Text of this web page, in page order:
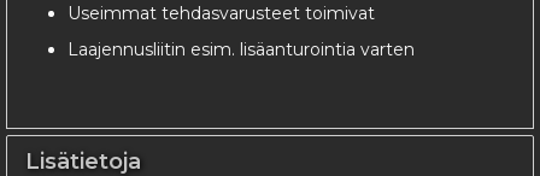
Useimmat tehdasvarusteet toimivat
Laajennusliitin esim. lisäanturointia varten
Lisätietoja